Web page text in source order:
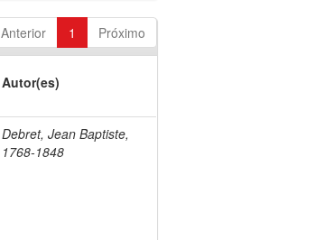
Anterior 1 Próximo
Autor(es)
Debret, Jean Baptiste,
1768-1848